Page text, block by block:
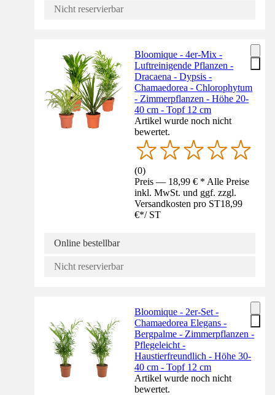
Nicht reservierbar
Bloomique - 4er-Mix -
Luftreinigende Pflanzen -
Dracaena - Dypsis -
Chamaedorea - Chlorophytum
- Zimmerpflanzen - Höhe 20-
40 cm - Topf 12 cm
Artikel wurde noch nicht
bewertet.
(0)
Preis — 18,99 € * Alle Preise
inkl. MwSt. und ggf. zzgl.
Versandkosten pro ST18,99
€*/ ST
Online bestellbar
Nicht reservierbar
Bloomique - 2er-Set -
Chamaedorea Elegans -
Bergpalme - Zimmerpflanzen -
Pflegeleicht -
Haustierfreundlich - Höhe 30-
40 cm - Topf 12 cm
Artikel wurde noch nicht
bewertet.